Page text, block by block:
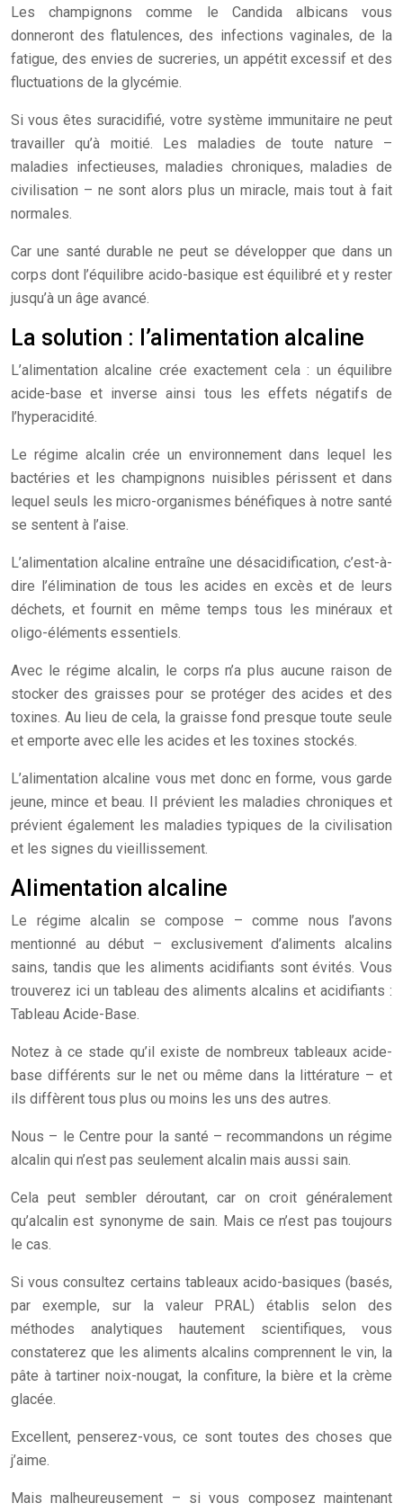
Les champignons comme le Candida albicans vous
donneront des flatulences, des infections vaginales, de la
fatigue, des envies de sucreries, un appétit excessif et des
fluctuations de la glycémie.
Si vous êtes suracidifié, votre système immunitaire ne peut
travailler qu’à moitié. Les maladies de toute nature –
maladies infectieuses, maladies chroniques, maladies de
civilisation – ne sont alors plus un miracle, mais tout à fait
normales.
Car une santé durable ne peut se développer que dans un
corps dont l’équilibre acido-basique est équilibré et y rester
jusqu’à un âge avancé.
La solution : l’alimentation alcaline
L’alimentation alcaline crée exactement cela : un équilibre
acide-base et inverse ainsi tous les effets négatifs de
l’hyperacidité.
Le régime alcalin crée un environnement dans lequel les
bactéries et les champignons nuisibles périssent et dans
lequel seuls les micro-organismes bénéfiques à notre santé
se sentent à l’aise.
L’alimentation alcaline entraîne une désacidification, c’est-à-
dire l’élimination de tous les acides en excès et de leurs
déchets, et fournit en même temps tous les minéraux et
oligo-éléments essentiels.
Avec le régime alcalin, le corps n’a plus aucune raison de
stocker des graisses pour se protéger des acides et des
toxines. Au lieu de cela, la graisse fond presque toute seule
et emporte avec elle les acides et les toxines stockés.
L’alimentation alcaline vous met donc en forme, vous garde
jeune, mince et beau. Il prévient les maladies chroniques et
prévient également les maladies typiques de la civilisation
et les signes du vieillissement.
Alimentation alcaline
Le régime alcalin se compose – comme nous l’avons
mentionné au début – exclusivement d’aliments alcalins
sains, tandis que les aliments acidifiants sont évités. Vous
trouverez ici un tableau des aliments alcalins et acidifiants :
Tableau Acide-Base.
Notez à ce stade qu’il existe de nombreux tableaux acide-
base différents sur le net ou même dans la littérature – et
ils diffèrent tous plus ou moins les uns des autres.
Nous – le Centre pour la santé – recommandons un régime
alcalin qui n’est pas seulement alcalin mais aussi sain.
Cela peut sembler déroutant, car on croit généralement
qu’alcalin est synonyme de sain. Mais ce n’est pas toujours
le cas.
Si vous consultez certains tableaux acido-basiques (basés,
par exemple, sur la valeur PRAL) établis selon des
méthodes analytiques hautement scientifiques, vous
constaterez que les aliments alcalins comprennent le vin, la
pâte à tartiner noix-nougat, la confiture, la bière et la crème
glacée.
Excellent, penserez-vous, ce sont toutes des choses que
j’aime.
Mais malheureusement – si vous composez maintenant